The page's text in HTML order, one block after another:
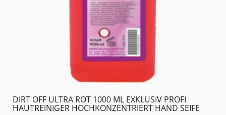
DIRT OFF ULTRA ROT 1000 ML EXKLUSIV PROFI
HAUTREINIGER HOCHKONZENTRIERT HAND SEIFE